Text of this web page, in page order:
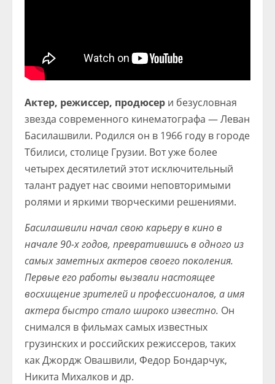
Актер, режиссер, продюсер и безусловная
звезда современного кинематографа — Леван
Басилашвили. Родился он в 1966 году в городе
Тбилиси, столице Грузии. Вот уже более
четырех десятилетий этот исключительный
талант радует нас своими неповторимыми
ролями и яркими творческими решениями.
Басилашвили начал свою карьеру в кино в
начале 90-х годов, превратившись в одного из
самых заметных актеров своего поколения.
Первые его работы вызвали настоящее
восхищение зрителей и профессионалов, а имя
актера быстро стало широко известно. Он
снимался в фильмах самых известных
грузинских и российских режиссеров, таких
как Джордж Овашвили, Федор Бондарчук,
Никита Михалков и др.